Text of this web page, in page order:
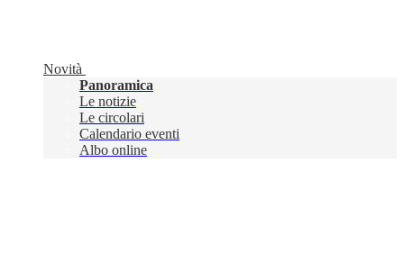
Novità
Panoramica
Le notizie
Le circolari
Calendario eventi
Albo online